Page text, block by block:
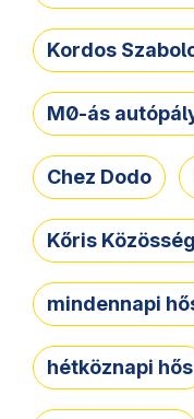
Kordos
M0-ás
Chez Dodo
Kőris
mindennapi
hétköznapi hős